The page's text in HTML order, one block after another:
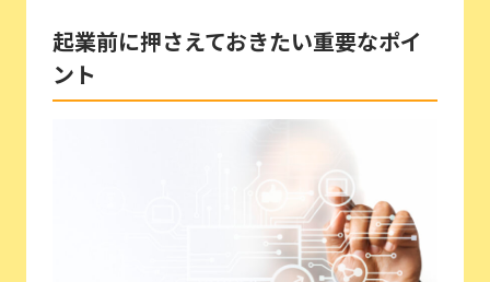
起業前に押さえておきたい重要なポイ
ント